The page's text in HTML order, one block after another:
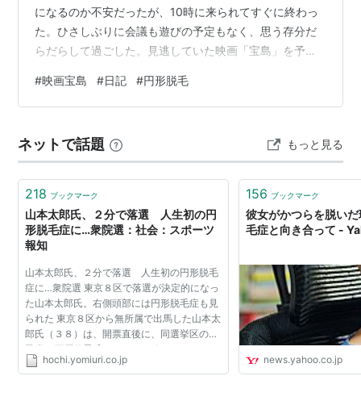
になるのか不安だったが、10時に来られてすぐに終わっ
た。ひさしぶりに会議も遊びの予定もなく、思う存分だ
らだらして過ごした。見逃していた映画「宝島」を予約
記念で安くなっていたのだ。その映画館は最寄駅から徒
歩15分と、真夏ならぜったい行けないところにある。初
っていて、実際少し迷った。「宝島」は3時間近くあり、
盛りだくさんだった。明らかに標準語の俳優と沖縄のこ
とばを喋る（どこまでのレベルなのか…
#映画宝島 #日記 #円形脱毛
ネットで話題 もっと見る
218 ブックマーク
山本太郎氏、２分で落選 人生初の円
形脱毛症に…衆院選：社会：スポーツ
報知
山本太郎氏、２分で落選 人生初の円形脱毛
症に…衆院選 東京８区で落選が決定的になっ
た山本太郎氏。右側頭部には円形脱毛症も見
られた 東京８区から無所属で出馬した山本太
郎氏（３８）は、開票直後に、同選挙区の自
民党・石原伸晃氏（５５）に敗れ、あえなく
落選となった。今月１日に政治団体「新党
hochi.yomiuri.co.jp
156 ブックマーク
彼女がかつらを脱い
毛症と向き合って -
news.yahoo.co.jp